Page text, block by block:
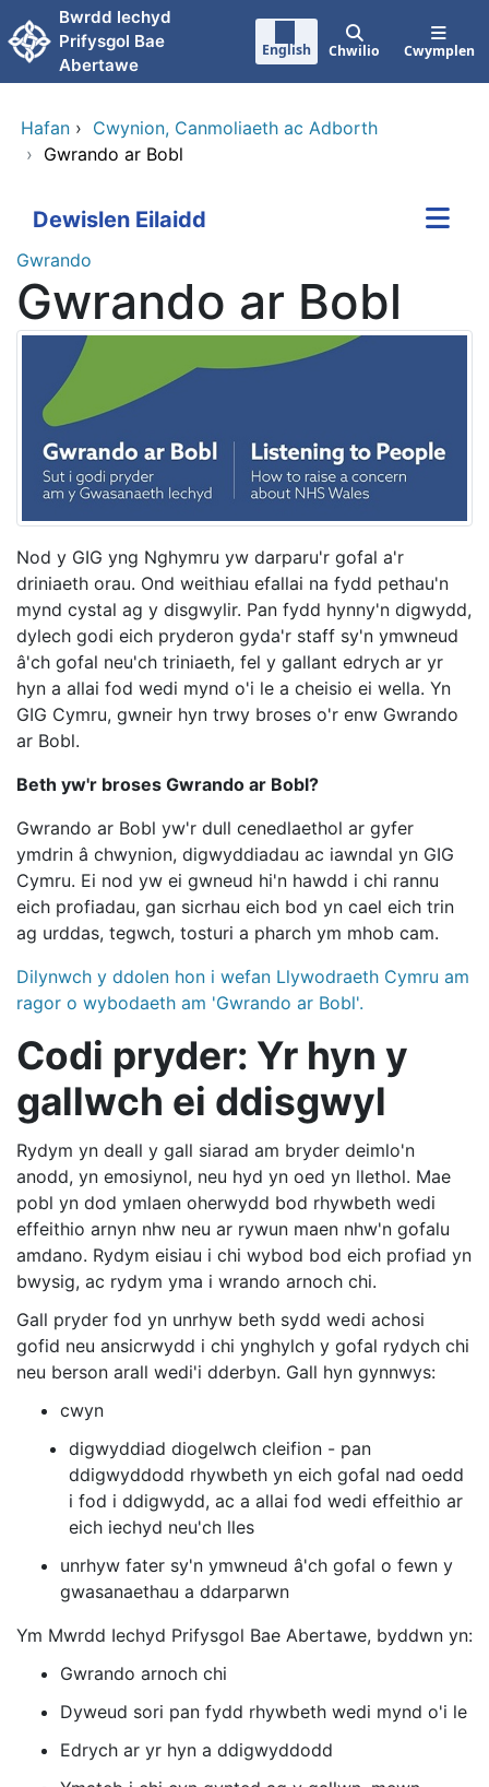
Neidio i'r prif gynnwy
Bwrdd lechyd
Prifysgol Bae
Abertawe
English Chwilio Cwymplen
Hafan › Cwynion, Canmoliaeth ac Adborth
› Gwrando ar Bobl
Dewislen Eilaidd
Gwrando
Gwrando ar Bobl
Nod y GIG yng Nghymru yw darparu'r gofal a'r
driniaeth orau. Ond weithiau efallai na fydd pethau'n
mynd cystal ag y disgwylir. Pan fydd hynny'n digwydd,
dylech godi eich pryderon gyda'r staff sy'n ymwneud
â'ch gofal neu'ch triniaeth, fel y gallant edrych ar yr
hyn a allai fod wedi mynd o'i le a cheisio ei wella. Yn
GIG Cymru, gwneir hyn trwy broses o'r enw Gwrando
ar Bobl.
Beth yw'r broses Gwrando ar Bobl?
Gwrando ar Bobl yw'r dull cenedlaethol ar gyfer
ymdrin â chwynion, digwyddiadau ac iawndal yn GIG
Cymru. Ei nod yw ei gwneud hi'n hawdd i chi rannu
eich profiadau, gan sicrhau eich bod yn cael eich trin
ag urddas, tegwch, tosturi a pharch ym mhob cam.
Dilynwch y ddolen hon i wefan Llywodraeth Cymru am
ragor o wybodaeth am 'Gwrando ar Bobl'.
Codi pryder: Yr hyn y
gallwch ei ddisgwyl
Rydym yn deall y gall siarad am bryder deimlo'n
anodd, yn emosiynol, neu hyd yn oed yn llethol. Mae
pobl yn dod ymlaen oherwydd bod rhywbeth wedi
effeithio arnyn nhw neu ar rywun maen nhw'n gofalu
amdano. Rydym eisiau i chi wybod bod eich profiad yn
bwysig, ac rydym yma i wrando arnoch chi.
Gall pryder fod yn unrhyw beth sydd wedi achosi
gofid neu ansicrwydd i chi ynghylch y gofal rydych chi
neu berson arall wedi'i dderbyn. Gall hyn gynnwys:
cwyn
digwyddiad diogelwch cleifion - pan
ddigwyddodd rhywbeth yn eich gofal nad oedd
i fod i ddigwydd, ac a allai fod wedi effeithio ar
eich iechyd neu'ch lles
unrhyw fater sy'n ymwneud â'ch gofal o fewn y
gwasanaethau a ddarparwn
Ym Mwrdd Iechyd Prifysgol Bae Abertawe, byddwn yn:
Gwrando arnoch chi
Dyweud sori pan fydd rhywbeth wedi mynd o'i le
Edrych ar yr hyn a ddigwyddodd